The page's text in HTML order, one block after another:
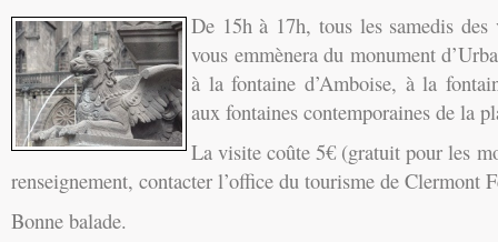
De 15h à 17h, tous les samedis des
vous emmènera du monument
à la fontaine d’Amboise, à la
aux fontaines contemporaines de la
La visite coûte 5€ (gratuit pour les
renseignement, contacter l’office du tourisme de Clermont
Bonne balade.